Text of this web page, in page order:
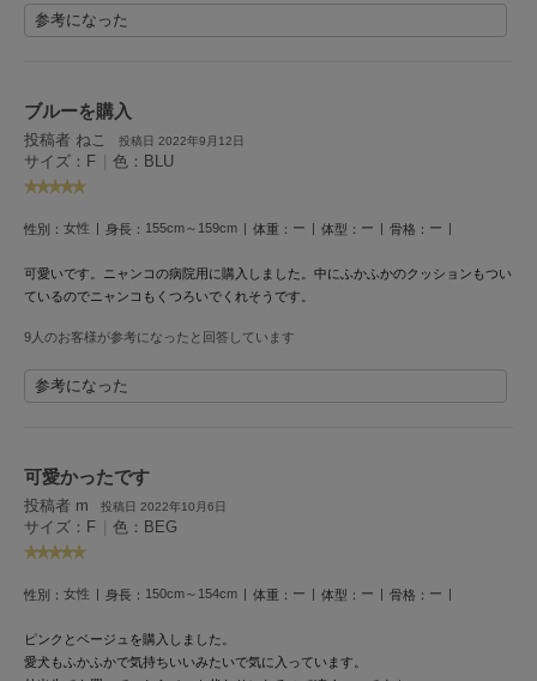
へノン
HUNTER
ハンター
HOKA ONEONE
ホカ オネオネ
KEEN
キーン
le
ル
ルコックスポルティフ
LeSportsac
レスポートサック
参考になった
ブルーを購入
投稿者 ねこ 投稿日 2022年9月12日
サイズ：F | 色：BLU
性別： 女性 身長： 155cm～159cm 体重： ー 体型： ー 骨格： ー
可愛いです。ニャンコの病院用に購入しました。中にふかふかのクッションもつい
ているのでニャンコもくつろいでくれそうです。
9人のお客様が参考になったと回答しています
参考になった
可愛かったです
投稿者 m 投稿日 2022年10月6日
サイズ：F 色：BEG
性別： 女性 身長： 150cm～154cm 体重： ー 体型： ー 骨格： ー
ピンクとベージュを購入しました。
愛犬もふかふかで気持ちいいみたいで気に入っています。